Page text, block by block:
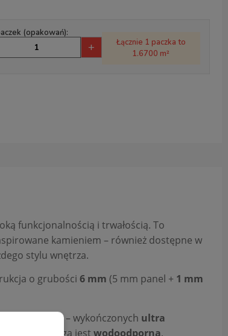
(opakowań):
+
Łącznie 1 paczka to
1.6700 m²
funkcjonalnością i trwałością. To
kamieniem – również dostępne w
stylu wnętrza.
o grubości 6 mm (5 mm panel + 1 mm
kamienia – wykończonych ultra
– podłoga jest wodoodporna,